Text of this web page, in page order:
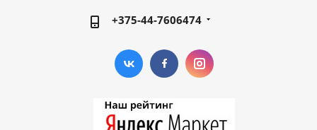
+375-44-7606474